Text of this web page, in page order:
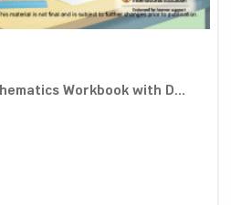
Workbook with D...